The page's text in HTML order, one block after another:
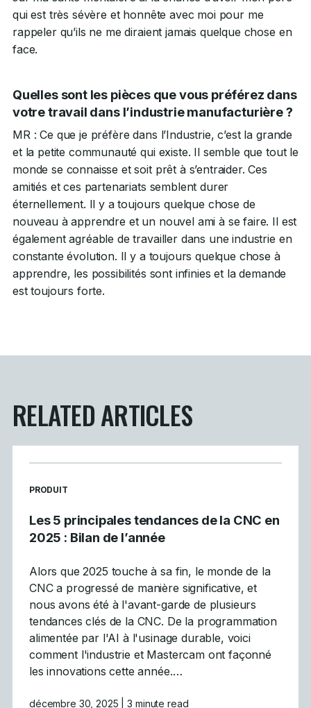
qui est très sévère et honnête avec moi pour me
rappeler qu’ils ne me diraient jamais quelque chose en
face.
Quelles sont les pièces que vous préférez dans
votre travail dans l’industrie manufacturière ?
MR : Ce que je préfère dans l’Industrie, c’est la grande
et la petite communauté qui existe. Il semble que tout le
monde se connaisse et soit prêt à s’entraider. Ces
amitiés et ces partenariats semblent durer
éternellement. Il y a toujours quelque chose de
nouveau à apprendre et un nouvel ami à se faire. Il est
également agréable de travailler dans une industrie en
constante évolution. Il y a toujours quelque chose à
apprendre, les possibilités sont infinies et la demande
est toujours forte.
RELATED ARTICLES
READ MORE ARTICLES ABOUT
PRODUIT
Les 5 principales tendances de la CNC en
2025 : Bilan de l’année
Alors que 2025 touche à sa fin, le monde de la
CNC a progressé de manière significative, et
nous avons été à l'avant-garde de plusieurs
tendances clés de la CNC. De la programmation
alimentée par l'AI à l'usinage durable, voici
comment l'industrie et Mastercam ont façonné
les innovations cette année.…
décembre 30, 2025 | 3 minute read